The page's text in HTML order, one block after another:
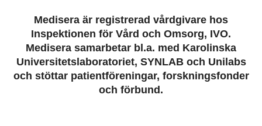
Medisera är registrerad vårdgivare hos
Inspektionen för Vård och Omsorg, IVO.
Medisera samarbetar bl.a. med Karolinska
Universitetslaboratoriet, SYNLAB och Unilabs
och stöttar patientföreningar, forskningsfonder
och förbund.